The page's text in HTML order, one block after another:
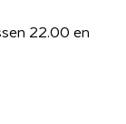
22.00 en